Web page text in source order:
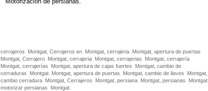
cerrajeros Montgat, Cerrajeros en Montgat, cerrajeria Montgat, apertura de puertas
Montgat, Cerrajero Montgat, cerrajeria Montgat, cerrajerias Montgat, cerrajería
Montgat, cerrajerías Montgat, apertura de cajas fuertes Montgat, cambio de
cerraduras Montgat Montgat, apertura de puertas Montgat, cambio de llaves Montgat,
cambio cerradura Montgat, Cerrajeros Montgat, persiana Montgat, persianas Montgat,
motorizar persianas Montgat.